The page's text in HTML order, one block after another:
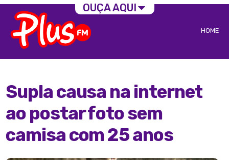
HOME
Supla causa na internet
ao postar foto sem
camisa com 25 anos
OUÇA AQUI